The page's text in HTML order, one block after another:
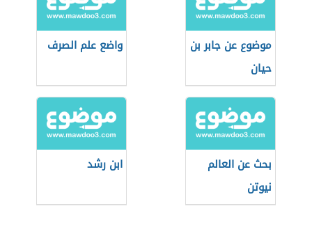
موضوع عن جابر بن
حيان
واضع علم الصرف
بحث عن العالم
نيوتن
ابن رشد